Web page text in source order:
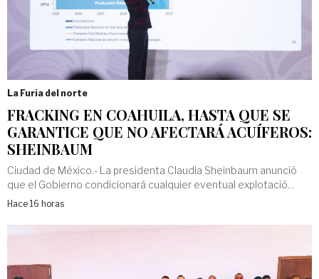
La Furia del norte
FRACKING EN COAHUILA, HASTA QUE SE
GARANTICE QUE NO AFECTARÁ ACUÍFEROS:
SHEINBAUM
Ciudad de México.- La presidenta Claudia Sheinbaum anunció
que el Gobierno condicionará cualquier eventual explotació...
Hace 16 horas